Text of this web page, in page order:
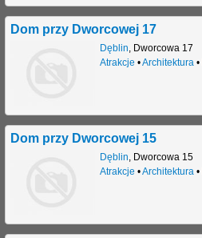
Dom przy Dworcowej 17
Dęblin Dworcowa 17
Atrakcje •Architektura •
Dom przy Dworcowej 15
Dęblin Dworcowa 15
Atrakcje •Architektura •